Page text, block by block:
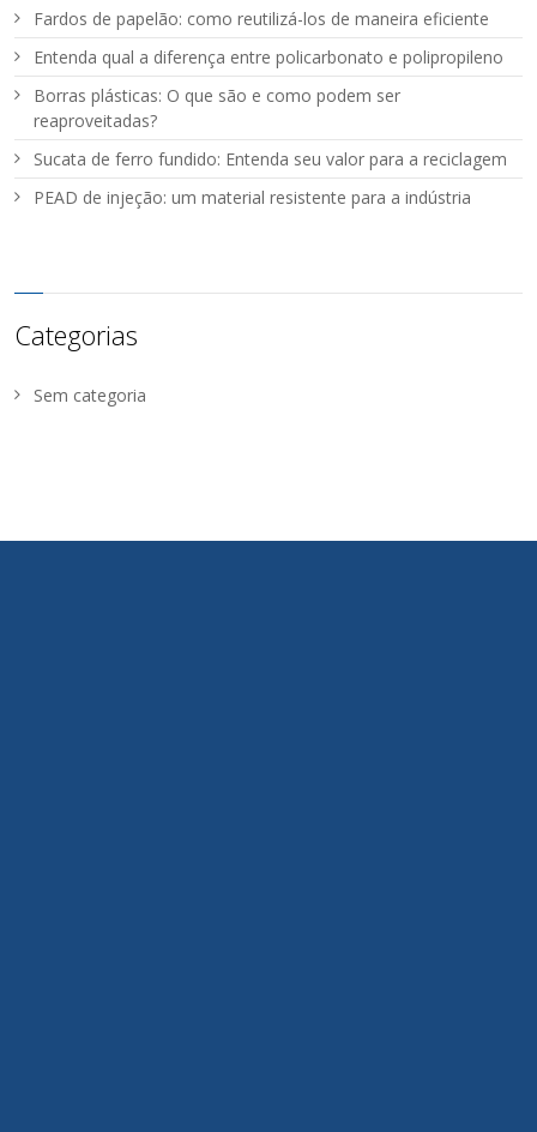
Fardos de papelão: como reutilizá-los de maneira eficiente
Entenda qual a diferença entre policarbonato e polipropileno
Borras plásticas: O que são e como podem ser
reaproveitadas?
Sucata de ferro fundido: Entenda seu valor para a reciclagem
PEAD de injeção: um material resistente para a indústria
Categorias
Sem categoria